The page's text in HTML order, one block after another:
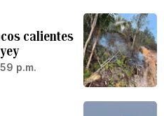
calientes
p.m.